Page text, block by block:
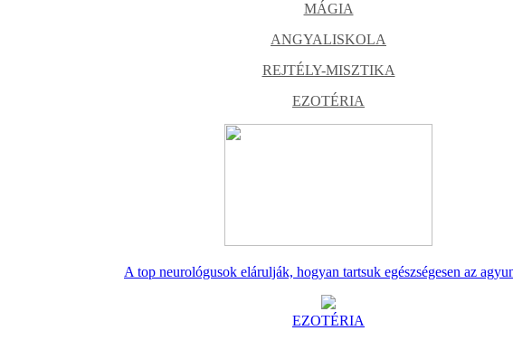
MÁGIA
ANGYALISKOLA
REJTÉLY-MISZTIKA
EZOTÉRIA
A top neurológusok elárulják, hogyan tartsuk egészségesen az
EZOTÉRIA